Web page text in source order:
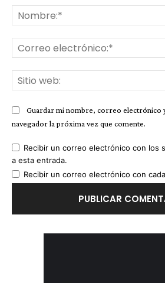
Guardar mi nombre, correo electrónico
navegador la próxima vez que comente.
Recibir un correo electrónico con los
a esta entrada.
Recibir un correo electrónico con